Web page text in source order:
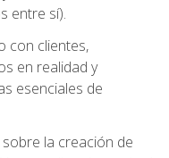
entre sí).
con clientes,
en realidad y
esenciales de
la creación de